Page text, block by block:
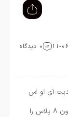
0 دیدگاه
آی او اس
12.3.2 کرده است که در آن مشکلات دوربین آیفون 8 پلاس را